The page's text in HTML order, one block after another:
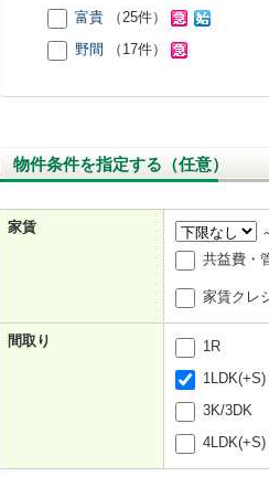
富貴 （25件）
野間
（17件）
物件条件を指定する（任意）
家賃
共益費・
家賃クレ
間取り 1R
1LDK(+S)
3K/3DK
4LDK(+S)